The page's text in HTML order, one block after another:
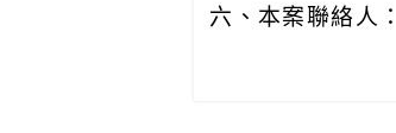
六、本案聯絡人